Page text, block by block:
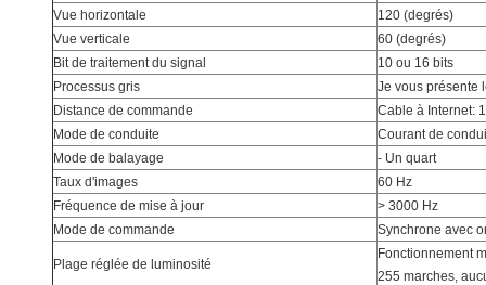
Vue horizontale
120 (degrés)
Vue verticale
60 (degrés)
Bit de traitement du signal
10 ou 16 bits
Processus gris
Je vous présente
Distance de commande
Cable à Internet:
Mode de conduite
Courant de
Mode de balayage
- Un quart
Taux d'images
60 Hz
Fréquence de mise à jour
> 3000 Hz
Mode de commande
Synchrone avec
Plage réglée de luminosité
Fonctionnement
255 marches,